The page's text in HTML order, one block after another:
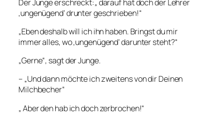
Der Junge erschreckt:„ darauf hat doch der Lehrer
‚ungenügend’ drunter geschrieben!“
„Eben deshalb will ich ihn haben. Bringst du mir
immer alles, wo ‚ungenügend’ darunter steht?“
„Gerne“, sagt der Junge.
– „Und dann möchte ich zweitens von dir Deinen
Milchbecher“
„ Aber den hab ich doch zerbrochen!“